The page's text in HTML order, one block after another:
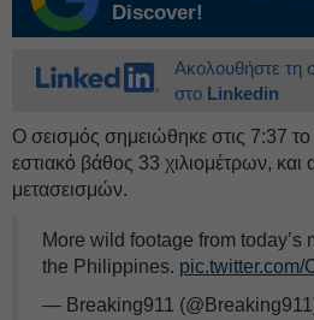
Discover!
Ακολουθήστε τη
στο Linkedin
Ο σεισμός σημειώθηκε στις 7:37
εστιακό βάθος 33 χιλιομέτρων,
μετασεισμών.
More wild footage from today’s
the Philippines. pic.twitter.com/
— Breaking911